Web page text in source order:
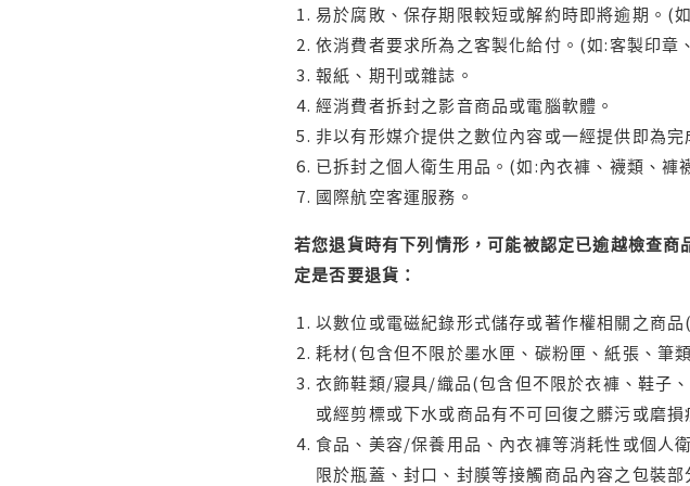
易於腐敗、保存期限較短或解約時即將逾期。(
依消費者要求所為之客製化給付。(如:客製印章
報紙、期刊或雜誌。
經消費者拆封之影音商品或電腦軟體。
非以有形媒介提供之數位內容或一經提供即為
已拆封之個人衛生用品。(如:內衣褲、襪類、褲
國際航空客運服務。
若您退貨時有下列情形，可能被認定已逾越檢查
定是否要退貨：
以數位或電磁紀錄形式儲存或著作權相關之商
耗材(包含但不限於墨水匣、碳粉匣、紙張、筆
衣飾鞋類/寢具/織品(包含但不限於衣褲、鞋子
或經剪標或下水或商品有不可回復之髒污或磨損
食品、美容/保養用品、內衣褲等消耗性或個人
限於瓶蓋、封口、封膜等接觸商品內容之包裝